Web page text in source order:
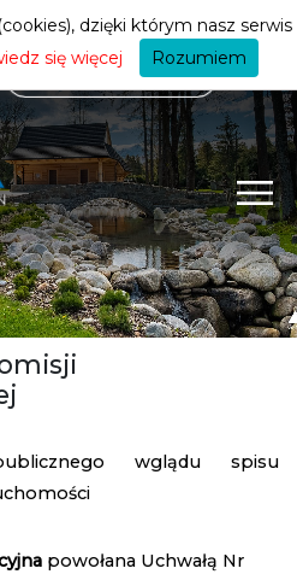
wglądu spisu
powołana Uchwałą Nr
dzięki którym nasz serwis
się więcej Rozumiem